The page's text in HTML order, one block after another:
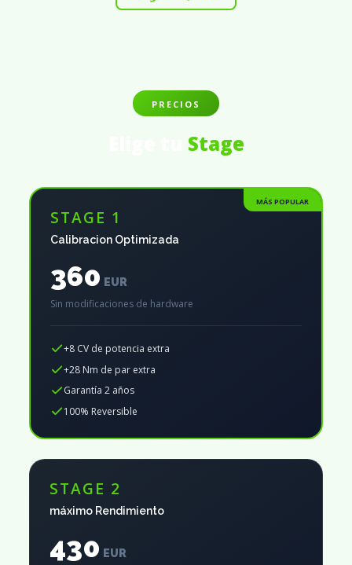
PRECIOS
Stage
MÁS POPULAR
STAGE 1
Calibracion Optimizada
360 EUR
Sin modificaciones de hardware
+8 CV de potencia extra
+28 Nm de par extra
Garantía 2 años
100% Reversible
STAGE 2
máximo Rendimiento
430 EUR